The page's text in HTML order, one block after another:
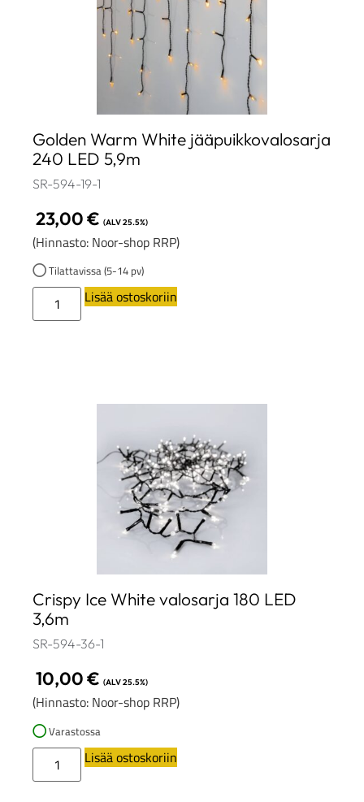
Golden Warm White jääpuikkovalosarja
240 LED 5,9m
SR-594-19-1
23,00€ (ALV 25.5%)
(Hinnasto: Noor-shop RRP)
Tilattavissa (5-14 pv)
Lisää ostoskoriin
Crispy Ice White valosarja 180 LED
3,6m
SR-594-36-1
10,00€ (ALV 25.5%)
(Hinnasto: Noor-shop RRP)
Varastossa
Lisää ostoskoriin